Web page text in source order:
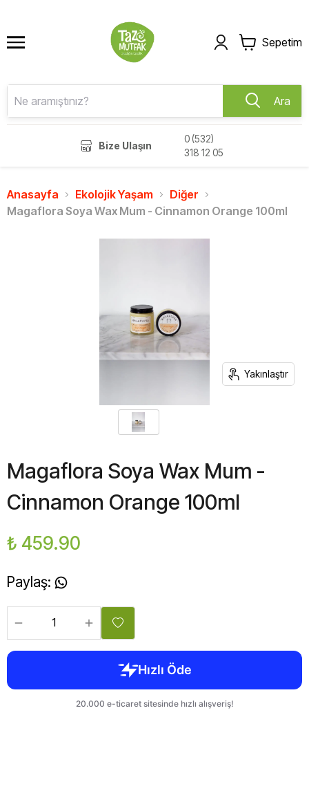
Sepetim
Ara
Bize Ulaşın
0 (532)
318 12 05
Anasayfa Ekolojik Yaşam
Diğer
Magaflora Soya Wax Mum - Cinnamon Orange 100ml
Yakınlaştır
Magaflora Soya Wax Mum -
Cinnamon Orange 100ml
₺ 459.90
Paylaş: